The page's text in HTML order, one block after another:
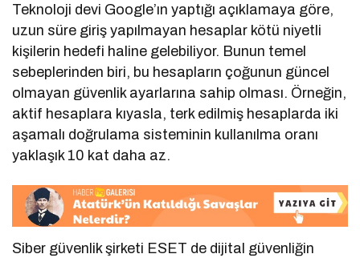
Teknoloji devi Google’ın yaptığı açıklamaya göre,
uzun süre giriş yapılmayan hesaplar kötü niyetli
kişilerin hedefi haline gelebiliyor. Bunun temel
sebeplerinden biri, bu hesapların çoğunun güncel
olmayan güvenlik ayarlarına sahip olması. Örneğin,
aktif hesaplara kıyasla, terk edilmiş hesaplarda iki
aşamalı doğrulama sisteminin kullanılma oranı
yaklaşık 10 kat daha az.
Siber güvenlik şirketi ESET de dijital güvenliğin